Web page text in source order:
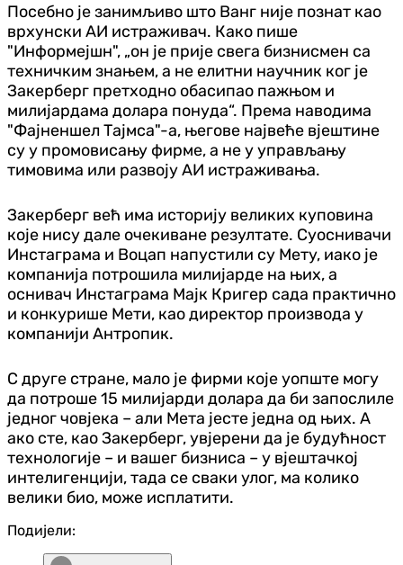
Посебно је занимљиво што Ванг није познат као
врхунски АИ истраживач. Како пише
"Информејшн", „он је прије свега бизнисмен са
техничким знањем, а не елитни научник ког је
Закерберг претходно обасипао пажњом и
милијардама долара понуда“. Према наводима
"Фајненшел Тајмса"-а, његове највеће вјештине
су у промовисању фирме, а не у управљању
тимовима или развоју АИ истраживања.
Закерберг већ има историју великих куповина
које нису дале очекиване резултате. Суоснивачи
Инстаграма и Воцап напустили су Мету, иако је
компанија потрошила милијарде на њих, а
оснивач Инстаграма Мајк Кригер сада практично
и конкурише Мети, као директор производа у
компанији Антропик.
С друге стране, мало је фирми које уопште могу
да потроше 15 милијарди долара да би запослиле
једног човјека – али Мета јесте једна од њих. А
ако сте, као Закерберг, увјерени да је будућност
технологије – и вашег бизниса – у вјештачкој
интелигенцији, тада се сваки улог, ма колико
велики био, може исплатити.
Подијели: